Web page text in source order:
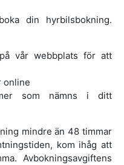
din hyrbilsbokning.
vår webbplats för att
online
som nämns i ditt
mindre än 48 timmar
kom ihåg att
Avbokningsavgiftens